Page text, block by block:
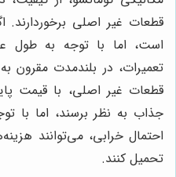
قطعات غیر اصلی برخوردارند.
است، اما با توجه به طول
تعمیرات، در بلندمدت مقرون
قطعات غیر اصلی، با قیمت
جذاب به نظر برسند، اما با
احتمال خرابی، می‌توانند
تحمیل کنند.